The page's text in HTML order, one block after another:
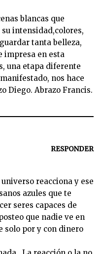
blancas que
intensidad,colores,
tanta belleza,
impresa en esta
una etapa diferente
nos hace
Diego. Abrazo Francis.
RESPONDER
reacciona y ese
azules que te
seres capaces de
que nadie ve en
solo por y con dinero